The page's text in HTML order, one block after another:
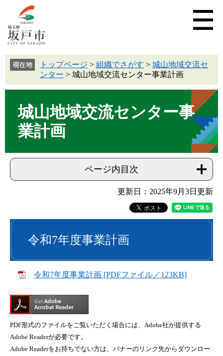
トップページ > 組織でさがす > 城山地域交流セ
ンター > 城山地域交流センター事業計画
城山地域交流センター事
業計画
ページ内目次
更新日：2025年9月3日更新
令和7年度事業計画
令和7年度事業計画 [PDFファイル／123KB]
PDF形式のファイルをご覧いただく場合には、Adobe社が提供する
Adobe Readerが必要です。
Adobe Readerをお持ちでない方は、バナーのリンク先からダウンロー